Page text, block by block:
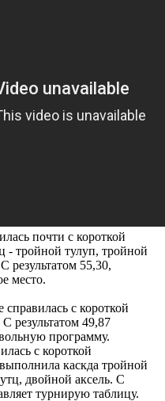
почти с короткой
- тройной тулуп, тройной
результатом 55,30,
место.
с короткой
результатом 49,87
программу.
с короткой
каскда тройной
двойной аксель. С
турнирую таблицу.